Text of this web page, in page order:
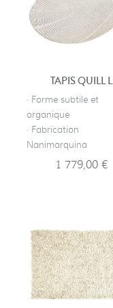
TAPIS QUILL L
· Forme subtile et
organique
· Fabrication
Nanimarquina
1 779,00 €